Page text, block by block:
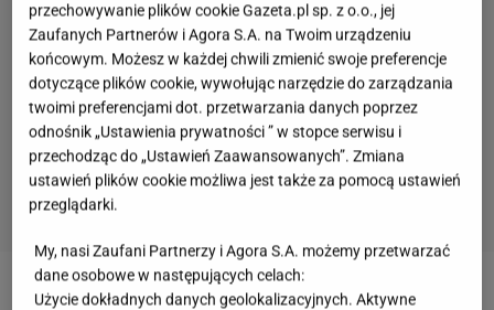
Quiz o "Seksmisji". Sprawdź, jak dobrze
pamiętasz ten kultowy film
przechowywanie plików cookie Gazeta.pl sp. z o.o., jej
Zaufanych Partnerów i Agora S.A. na Twoim urządzeniu
końcowym. Możesz w każdej chwili zmienić swoje preferencje
dotyczące plików cookie, wywołując narzędzie do zarządzania
twoimi preferencjami dot. przetwarzania danych poprzez
odnośnik „Ustawienia prywatności ” w stopce serwisu i
przechodząc do „Ustawień Zaawansowanych”. Zmiana
ustawień plików cookie możliwa jest także za pomocą ustawień
przeglądarki.
My, nasi Zaufani Partnerzy i Agora S.A. możemy przetwarzać
dane osobowe w następujących celach:
Użycie dokładnych danych geolokalizacyjnych. Aktywne